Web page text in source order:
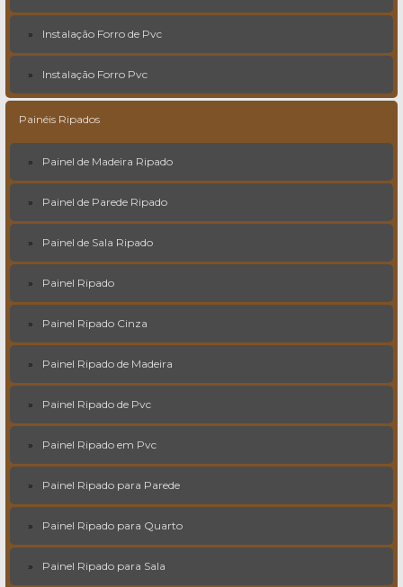
Instalação Forro de Pvc
Instalação Forro Pvc
Painéis Ripados
Painel de Madeira Ripado
Painel de Parede Ripado
Painel de Sala Ripado
Painel Ripado
Painel Ripado Cinza
Painel Ripado de Madeira
Painel Ripado de Pvc
Painel Ripado em Pvc
Painel Ripado para Parede
Painel Ripado para Quarto
Painel Ripado para Sala